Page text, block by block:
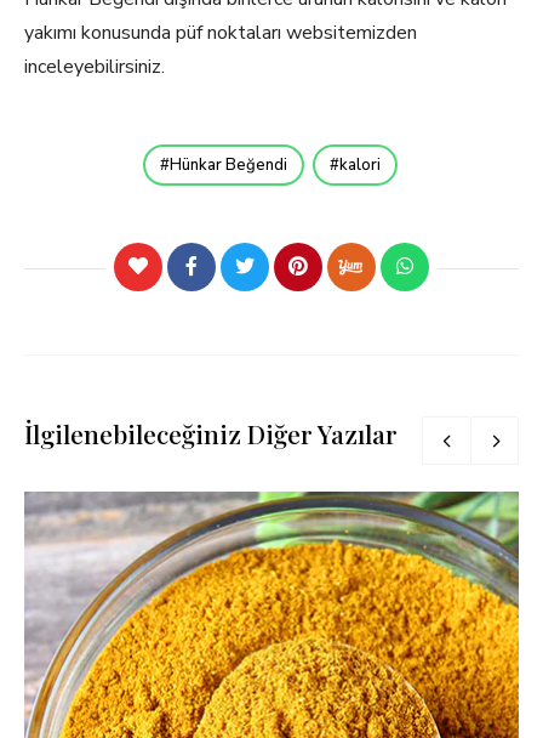
yakımı konusunda püf noktaları websitemizden
inceleyebilirsiniz.
Hünkar Beğendi kalori
İlgilenebileceğiniz Diğer Yazılar